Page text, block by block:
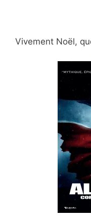
Vivement Noël,